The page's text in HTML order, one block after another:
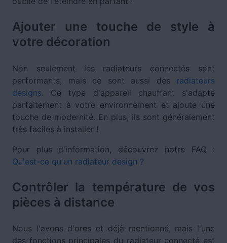
Ajouter une touche de style à
votre décoration
Non seulement les radiateurs connectés sont
performants, mais ce sont aussi des radiateurs
designs. Ce type d'appareil chauffant s'adapte
parfaitement à votre environnement et ajoute une
touche de modernité. En plus, ils sont généralement
très faciles à installer !
Pour plus d'information, découvrez notre FAQ :
Qu'est-ce qu'un radiateur design ?
Contrôler la température de vos
pièces à distance
Nous l'avons d'ores et déjà mentionné, mais l'une
des fonctions principales du radiateur connecté est